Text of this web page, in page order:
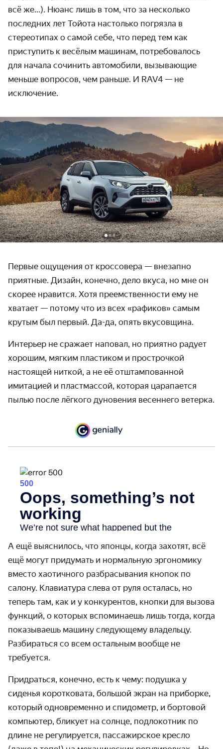
всё же...). Нюанс лишь в том, что за несколько
последних лет Тойота настолько погрязла в
стереотипах о самой себе, что перед тем как
приступить к весёлым машинам, потребовалось
для начала сочинить автомобили, вызывающие
меньше вопросов, чем раньше. И RAV4 — не
исключение.
Первые ощущения от кроссовера — внезапно
приятные. Дизайн, конечно, дело вкуса, но мне он
скорее нравится. Хотя преемственности ему не
хватает — потому что из всех «рафиков» самым
крутым был первый. Да-да, опять вкусовщина.
Интерьер не сражает наповал, но приятно радует
хорошим, мягким пластиком и прострочкой
настоящей ниткой, а не её отштампованной
имитацией и пластмассой, которая царапается
пылью после лёгкого дуновения весеннего ветерка.
А ещё выяснилось, что японцы, когда захотят, всё
ещё могут придумать и нормальную эргономику
вместо хаотичного разбрасывания кнопок по
салону. Клавиатура слева от руля осталась, но
теперь там, как и у конкурентов, кнопки для вызова
функций, о которых вспоминаешь лишь тогда, когда
показываешь машину следующему владельцу.
Разбираться со всем остальным вообще не
требуется.
Придраться, конечно, есть к чему: подушка у
сиденья коротковата, большой экран на приборке,
который одновременно и спидометр, и бортовой
компьютер, бликует на солнце, подлокотник по
длине не регулируется, пассажирское кресло